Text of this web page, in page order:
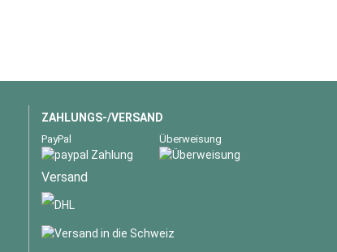
ZAHLUNGS-/VERSAND
PayPal Überweisung
Versand